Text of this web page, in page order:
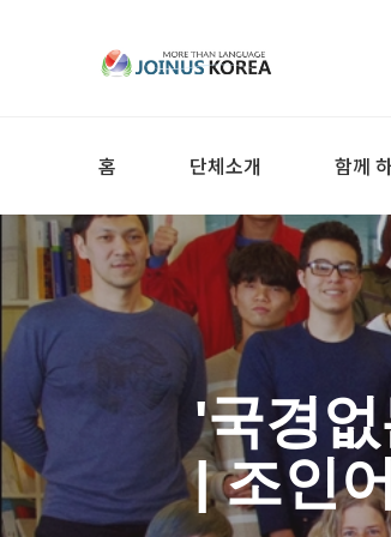
홈 단체소개 함께
'국경
| 조인